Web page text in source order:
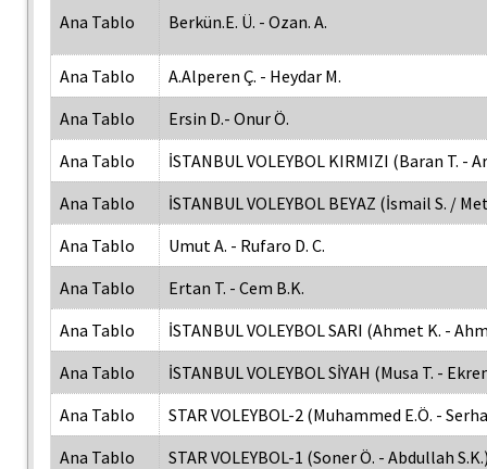
Ana Tablo Berkün.E. Ü. - Ozan. A.
Ana Tablo
A.Alperen Ç. - Heydar M.
Ana Tablo
Ersin D.- Onur Ö.
Ana Tablo
İSTANBUL VOLEYBOL KIRMIZI (Baran T. -
Ana Tablo
İSTANBUL VOLEYBOL BEYAZ (İsmail S. /
Ana Tablo
Umut A. - Rufaro D. C.
Ana Tablo
Ertan T. - Cem B.K.
Ana Tablo
İSTANBUL VOLEYBOL SARI (Ahmet K. -
Ana Tablo
İSTANBUL VOLEYBOL SİYAH (Musa T. -
Ana Tablo
STAR VOLEYBOL-2 (Muhammed E.Ö. -
Ana Tablo
STAR VOLEYBOL-1 (Soner Ö. - Abdullah